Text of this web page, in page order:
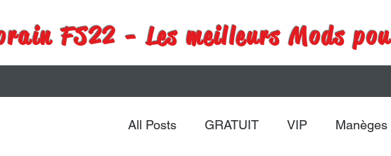
FS22 - Les meilleurs Mods
All Posts GRATUIT VIP Manèges